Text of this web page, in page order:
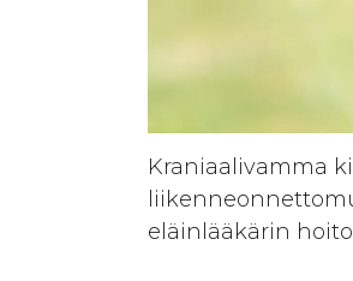
Kraniaalivamma
eläinlääkärin